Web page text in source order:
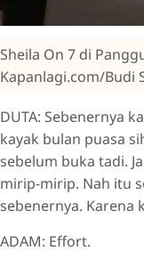
Sheila On 7 di
Kapanlagi.com/Budi
DUTA: Sebenernya
kayak bulan puasa
sebelum buka tadi.
mirip-mirip. Nah itu
sebenernya. Karena
ADAM: Effort.